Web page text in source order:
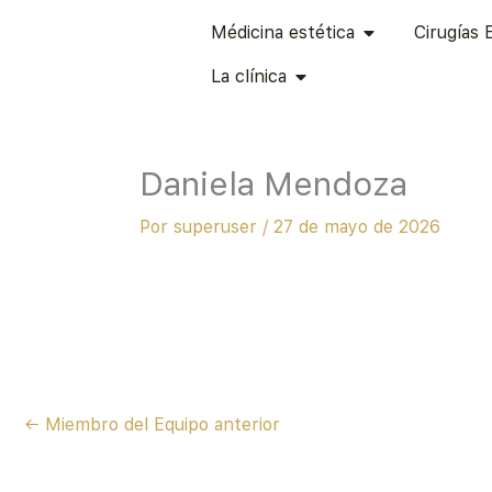
Médicina estética ABRIR MÉDICINA
Cirugías
La clínica
Daniela Mendoza
Por superuser / 27 de mayo de 2026
← Miembro del Equipo anterior